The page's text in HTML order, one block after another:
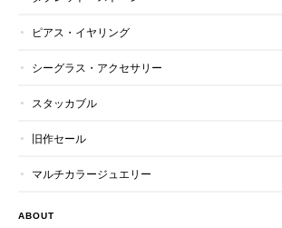
ピアス・イヤリング
シーグラス・アクセサリー
スタッカブル
旧作セール
マルチカラージュエリー
ABOUT